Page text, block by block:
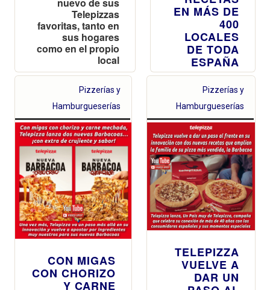
Telepizzas
favoritas, tanto en
sus hogares
como en el propio
local
EN MÁS DE
400
LOCALES
DE TODA
ESPAÑA
Además, todo
el que se
acerque podrá
llevarse un
Red Bull
gratis
Pizzerías y
Hamburgueserías
CON MIGAS
CON CHORIZO
Y CARNE
Pizzerías y
Hamburgueserías
TELEPIZZA
VUELVE A
DAR UN